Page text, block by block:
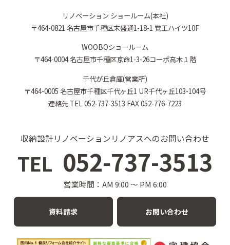
リノベーション ショールーム(本社)
〒464-0821 名古屋市千種区末盛通1-18-1 覚王ハイツ10F
WOOBOショールーム
〒464-0004 名古屋市千種区京命1-3-26コーポ高木１階
千代が丘倉庫(営業所)
〒464-0005 名古屋市千種区千代ヶ丘1 UR千代ヶ丘103-104号
連絡先 TEL 052-737-3513 FAX 052-776-7223
収納設計リノベーションリノアスへのお問い合わせ
TEL 052-737-3513
営業時間：AM 9:00 〜 PM 6:00
資料請求 お問い合わせ